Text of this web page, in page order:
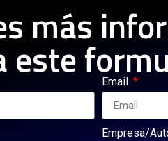
más
este Email
Empresa/